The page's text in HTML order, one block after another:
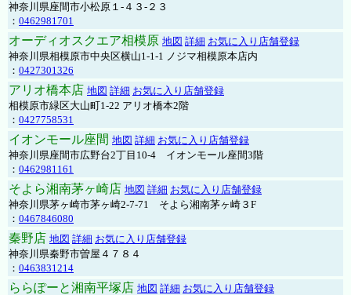
神奈川県座間市小松原１-４３-２３
： 0462981701
オーディオスクエア相模原 地図 詳細 お気に入り店舗登録
神奈川県相模原市中央区横山1-1-1 ノジマ相模原本店内
： 0427301326
アリオ橋本店 地図 詳細 お気に入り店舗登録
相模原市緑区大山町1-22 アリオ橋本2階
： 0427758531
イオンモール座間 地図 詳細 お気に入り店舗登録
神奈川県座間市広野台2丁目10-4 イオンモール座間3階
： 0462981161
そよら湘南茅ヶ崎店 地図 詳細 お気に入り店舗登録
神奈川県茅ヶ崎市茅ヶ崎2‐7‐71 そよら湘南茅ヶ崎３F
： 0467846080
秦野店 地図 詳細 お気に入り店舗登録
神奈川県秦野市曽屋４７８４
： 0463831214
ららぽーと湘南平塚店 地図 詳細 お気に入り店舗登録